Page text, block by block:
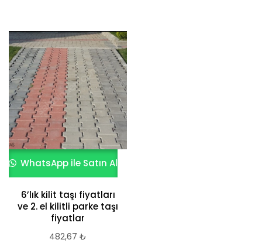
WhatsApp ile Satın Al
6’lık kilit taşı fiyatları
ve 2. el kilitli parke taşı
fiyatlar
482,67 ₺